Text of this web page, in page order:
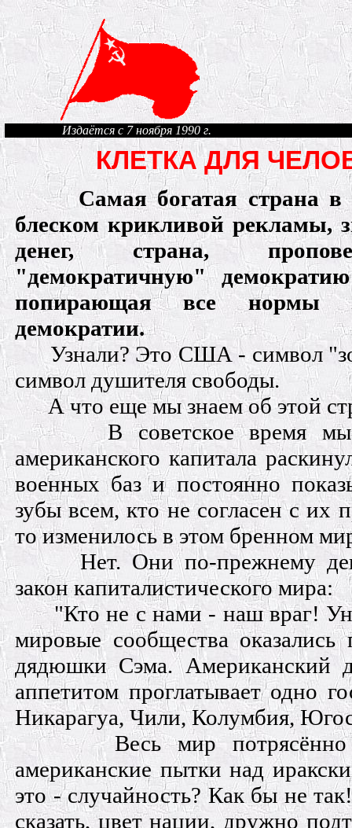
Издаётся с 7 ноября 1990 г.
КЛЕТКА ДЛЯ
Самая богатая страна
блеском крикливой рекламы,
денег, страна,
"демократичную"
попирающая все нормы
демократии.
Узнали? Это США - символ
символ душителя свободы.
А что еще мы знаем об этой
В советское время
американского капитала
военных баз и постоянно
зубы всем, кто не согласен с их
то изменилось в этом бренном
Нет. Они по-прежнему
закон капиталистического мира:
"Кто не с нами - наш враг!
мировые сообщества оказались
дядюшки Сэма. Американский
аппетитом проглатывает одно
Никарагуа, Чили, Колумбия,
Весь мир
американские пытки над
это - случайность? Как бы не
сказать, цвет нации, дружно